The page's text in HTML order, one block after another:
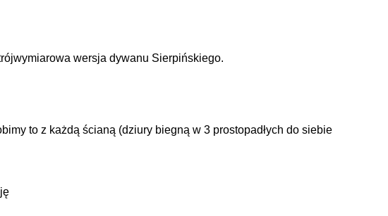
wersja dywanu Sierpińskiego.
to z każdą ścianą (dziury biegną w 3 prostopadłych do siebie